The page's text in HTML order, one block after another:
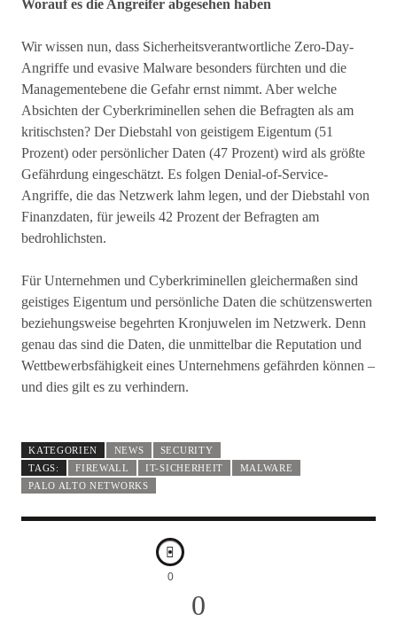
Worauf es die Angreifer abgesehen haben
Wir wissen nun, dass Sicherheitsverantwortliche Zero-Day-
Angriffe und evasive Malware besonders fürchten und die
Managementebene die Gefahr ernst nimmt. Aber welche
Absichten der Cyberkriminellen sehen die Befragten als am
kritischsten? Der Diebstahl von geistigem Eigentum (51
Prozent) oder persönlicher Daten (47 Prozent) wird als größte
Gefährdung eingeschätzt. Es folgen Denial-of-Service-
Angriffe, die das Netzwerk lahm legen, und der Diebstahl von
Finanzdaten, für jeweils 42 Prozent der Befragten am
bedrohlichsten.
Für Unternehmen und Cyberkriminellen gleichermaßen sind
geistiges Eigentum und persönliche Daten die schützenswerten
beziehungsweise begehrten Kronjuwelen im Netzwerk. Denn
genau das sind die Daten, die unmittelbar die Reputation und
Wettbewerbsfähigkeit eines Unternehmens gefährden können –
und dies gilt es zu verhindern.
KATEGORIEN NEWS
SECURITY
TAGS:
FIREWALL IT-SICHERHEIT
MALWARE
PALO ALTO NETWORKS
0
0